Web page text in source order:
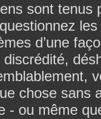
sont tenus
d’une
discrédité,
chose sans
- ou même